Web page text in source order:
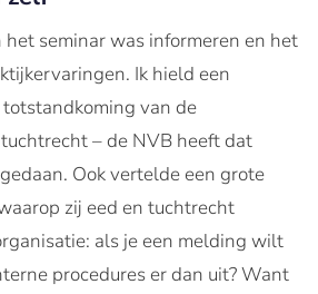
het seminar was informeren en het
Ik hield een
van de
– de NVB heeft dat
Ook vertelde een grote
zij eed en tuchtrecht
als je een melding wilt
procedures er dan uit? Want